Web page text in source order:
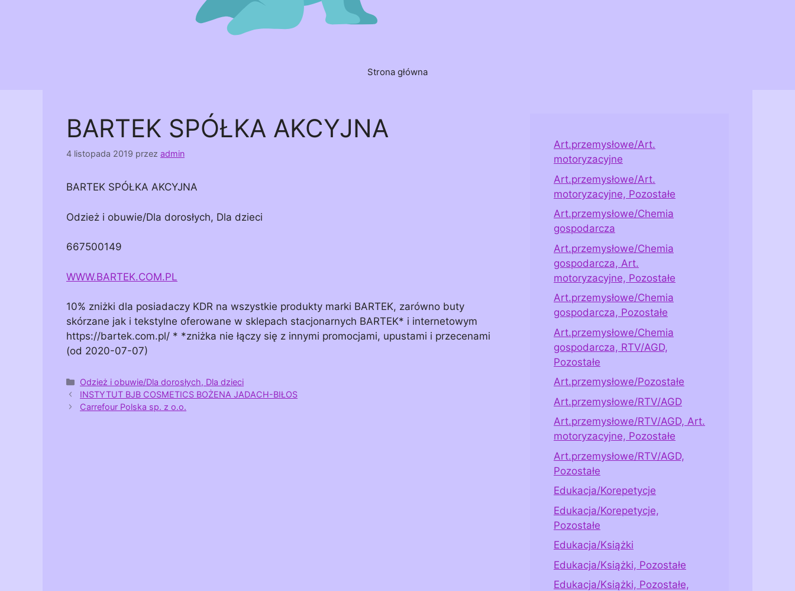
Strona główna
BARTEK SPÓŁKA AKCYJNA
4 listopada 2019 przez admin
BARTEK SPÓŁKA AKCYJNA
Odzież i obuwie/Dla dorosłych, Dla dzieci
667500149
WWW.BARTEK.COM.PL
10% zniżki dla posiadaczy KDR na wszystkie produkty marki BARTEK, zarówno buty
skórzane jak i tekstylne oferowane w sklepach stacjonarnych BARTEK* i internetowym
https://bartek.com.pl/ * *zniżka nie łączy się z innymi promocjami, upustami i przecenami
(od 2020-07-07)
Kategorie
Odzież i obuwie/Dla dorosłych, Dla dzieci
INSTYTUT BJB COSMETICS BOŻENA JADACH-BIŁOS
Carrefour Polska sp. z o.o.
Art.przemysłowe/Art.
motoryzacyjne
Art.przemysłowe/Art.
motoryzacyjne, Pozostałe
Art.przemysłowe/Chemia
gospodarcza
Art.przemysłowe/Chemia
gospodarcza, Art.
motoryzacyjne, Pozostałe
Art.przemysłowe/Chemia
gospodarcza, Pozostałe
Art.przemysłowe/Chemia
gospodarcza, RTV/AGD,
Pozostałe
Art.przemysłowe/Pozostałe
Art.przemysłowe/RTV/AGD
Art.przemysłowe/RTV/AGD, Art.
motoryzacyjne, Pozostałe
Art.przemysłowe/RTV/AGD,
Pozostałe
Edukacja/Korepetycje
Edukacja/Korepetycje,
Pozostałe
Edukacja/Książki
Edukacja/Książki, Pozostałe
Edukacja/Książki, Pozostałe,